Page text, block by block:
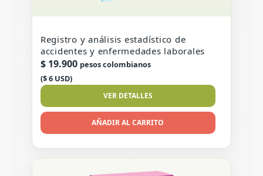
Registro y análisis estadístico de
accidentes y enfermedades laborales
$19.900 pesos colombianos
($ 6 USD)
VER DETALLES
AÑADIR AL CARRITO